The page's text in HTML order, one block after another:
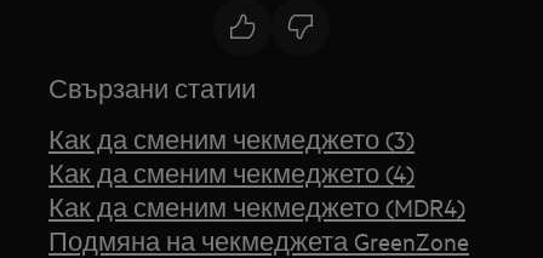
Свързани статии
Как да сменим чекмеджето (3)
Как да сменим чекмеджето (4)
Как да сменим чекмеджето (MDR4)
Подмяна на чекмеджета GreenZone